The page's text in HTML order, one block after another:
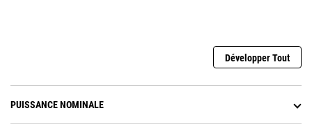
Développer Tout
PUISSANCE NOMINALE